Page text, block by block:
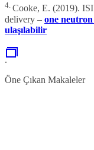
4. Cooke, E. (2019).
delivery – one
ulaşılabilir
.
Öne Çıkan Makaleler